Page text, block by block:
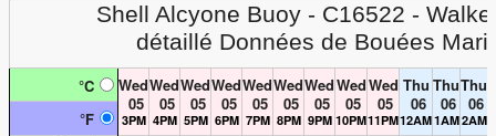
Shell Alcyone Buoy - C16522 -
détaillé Données de Bouées
°C
Wed
05
3PM
Wed
05
4PM
Wed
05
5PM
Wed
05
6PM
Wed
05
7PM
Wed
05
8PM
Wed
05
9PM
Wed
05
10PM
Wed
05
11PM
Thu
06
12AM
Thu
06
1AM
Thu
06
2AM
°F